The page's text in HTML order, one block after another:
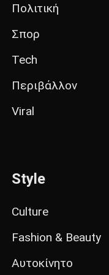
Πολιτική
Σπορ
Tech
Περιβάλλον
Viral
Style
Culture
Fashion & Beauty
Αυτοκίνητο